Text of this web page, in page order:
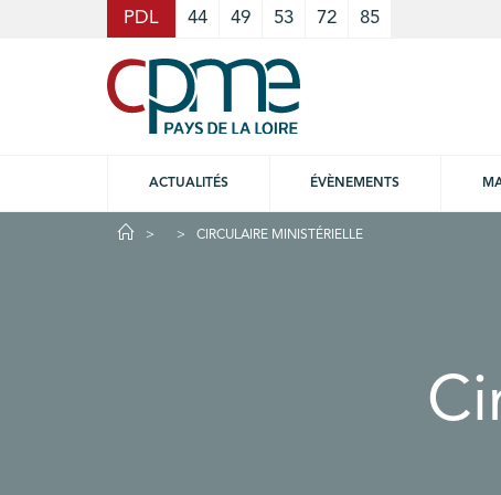
PDL 44 49 53 72 85
ACTUALITÉS ÉVÈNEMENTS
CIRCULAIRE MINISTÉRIELLE
Cookies management panel